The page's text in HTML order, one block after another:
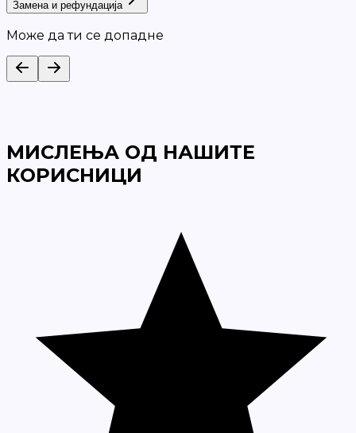
Замена и рефундација
Може да ти се допадне
МИСЛЕЊА ОД НАШИТЕ
КОРИСНИЦИ